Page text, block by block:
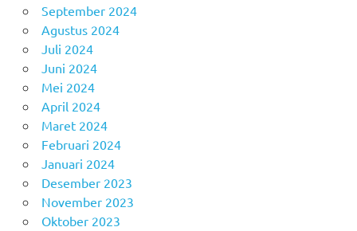
September 2024
Agustus 2024
Juli 2024
Juni 2024
Mei 2024
April 2024
Maret 2024
Februari 2024
Januari 2024
Desember 2023
November 2023
Oktober 2023